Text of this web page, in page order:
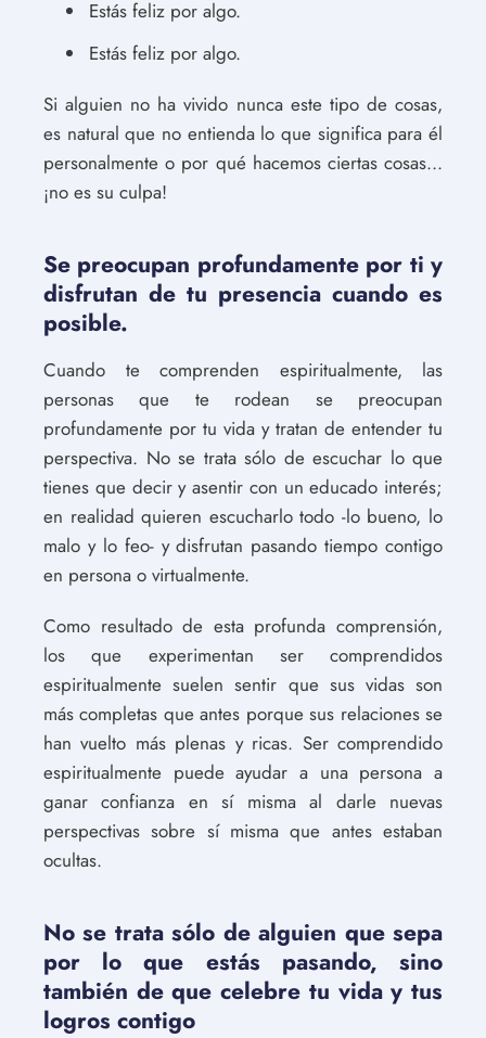
Estás feliz por algo.
Estás feliz por algo.
Si alguien no ha vivido nunca este tipo de cosas,
es natural que no entienda lo que significa para él
personalmente o por qué hacemos ciertas cosas...
¡no es su culpa!
Se preocupan profundamente por ti y
disfrutan de tu presencia cuando es
posible.
Cuando te comprenden espiritualmente, las
personas que te rodean se preocupan
profundamente por tu vida y tratan de entender tu
perspectiva. No se trata sólo de escuchar lo que
tienes que decir y asentir con un educado interés;
en realidad quieren escucharlo todo -lo bueno, lo
malo y lo feo- y disfrutan pasando tiempo contigo
en persona o virtualmente.
Como resultado de esta profunda comprensión,
los que experimentan ser comprendidos
espiritualmente suelen sentir que sus vidas son
más completas que antes porque sus relaciones se
han vuelto más plenas y ricas. Ser comprendido
espiritualmente puede ayudar a una persona a
ganar confianza en sí misma al darle nuevas
perspectivas sobre sí misma que antes estaban
ocultas.
No se trata sólo de alguien que sepa
por lo que estás pasando, sino
también de que celebre tu vida y tus
logros contigo